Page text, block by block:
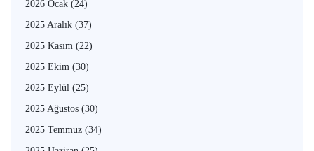
2026 Ocak (24)
2025 Aralık (37)
2025 Kasım (22)
2025 Ekim (30)
2025 Eylül (25)
2025 Ağustos (30)
2025 Temmuz (34)